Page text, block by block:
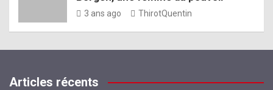
3 ans ago ThirotQuentin
Articles récents